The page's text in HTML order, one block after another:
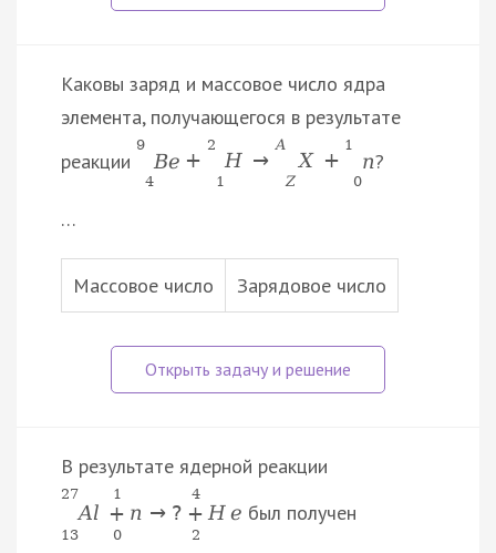
Каковы заряд и массовое число ядра
элемента, получающегося в результате
реакции
9
4
Be +
2
1
H →
A
Z
X +
1
0
n?
…
Массовое число Зарядовое число
В результате ядерной реакции
27
13
Al
1
+
0
n → ?
4
+
2
H e был получен